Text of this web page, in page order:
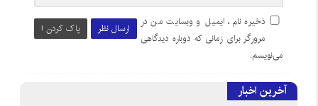
ارسال نظر پاک کردن !
ذخیره نام، ایمیل و وبسایت من در
مرورگر برای زمانی که دوباره دیدگاهی
می‌نویسم.
آخرین اخبار